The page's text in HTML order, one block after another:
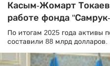
Касым-Жомарт
работе фонда
По итогам 2025 года активы
составили 88 млрд долларов.